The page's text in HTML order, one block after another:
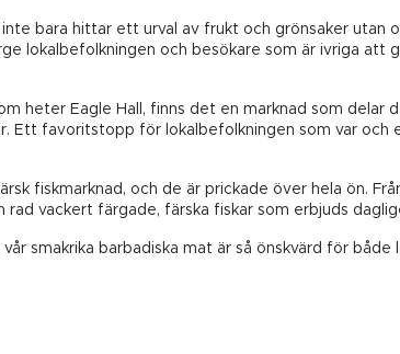
bara hittar ett urval av frukt och grönsaker utan
lokalbefolkningen och besökare som är ivriga att
heter Eagle Hall, finns det en marknad som delar
Ett favoritstopp för lokalbefolkningen som var
fiskmarknad, och de är prickade över hela ön.
rad vackert färgade, färska fiskar som erbjuds
smakrika barbadiska mat är så önskvärd för både